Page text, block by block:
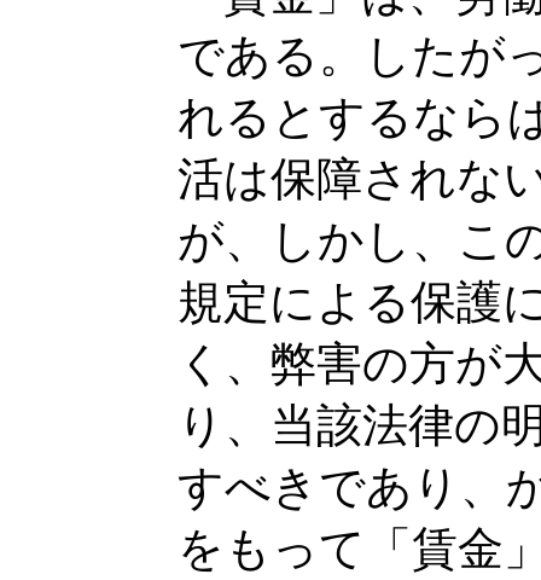
である。したが
れるとするなら
活は保障されな
が、しかし、こ
規定による保護
く、弊害の方が
り、当該法律の
すべきであり、
をもって「賃金